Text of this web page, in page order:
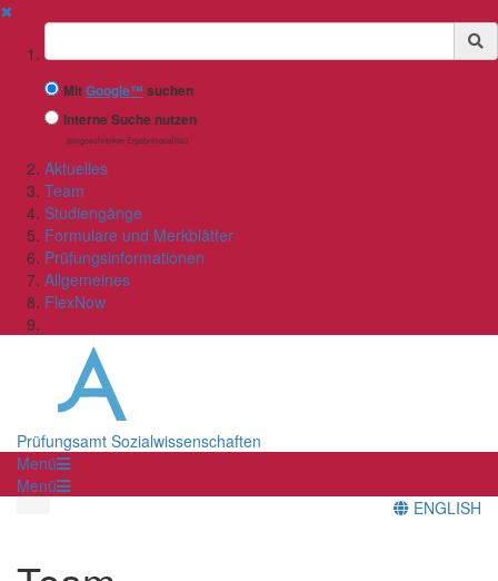
✖
Suchbegriff
MitGoogle™ suchen
Interne Suche nutzen
(eingeschränkte Ergebnisqualität)
Aktuelles
Team
Studiengänge
Formulare und Merkblätter
Prüfungsinformationen
Allgemeines
FlexNow
Prüfungsamt Sozialwissenschaften
Menü
Menü
ENGLISH